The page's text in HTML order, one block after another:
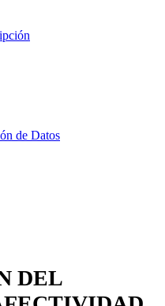
de Datos
DEL